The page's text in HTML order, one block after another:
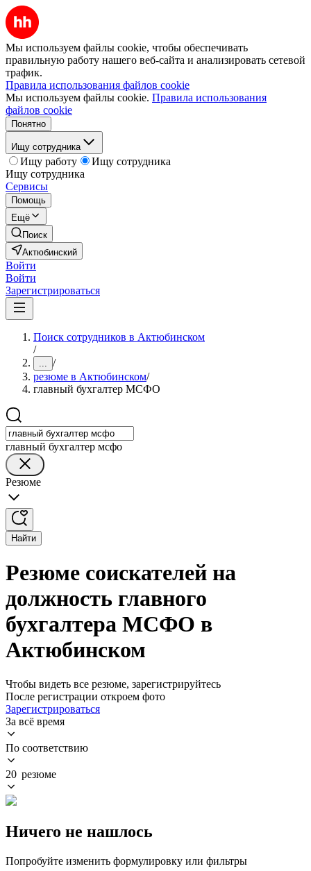
Мы используем файлы cookie, чтобы обеспечивать
правильную работу нашего веб-сайта и анализировать сетевой
трафик.
Правила использования файлов cookie
Мы используем файлы cookie. Правила использования
файлов cookie
Понятно
Ищу сотрудника
Ищу работу
Ищу сотрудника
Ищу сотрудника
Сервисы
Помощь
Ещё
Поиск
Актюбинский
Войти
Войти
Зарегистрироваться
Поиск сотрудников в Актюбинском
/
... /
резюме в Актюбинском/
главный бухгалтер МСФО
главный бухгалтер мсфо
Резюме
Найти
Резюме соискателей на
должность главного
бухгалтера МСФО в
Актюбинском
Чтобы видеть все резюме, зарегистрируйтесь
После регистрации откроем фото
Зарегистрироваться
За всё время
По соответствию
20 резюме
Ничего не нашлось
Попробуйте изменить формулировку или фильтры